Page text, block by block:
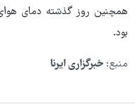
بود.
منبع: خبرگزاری ایرنا